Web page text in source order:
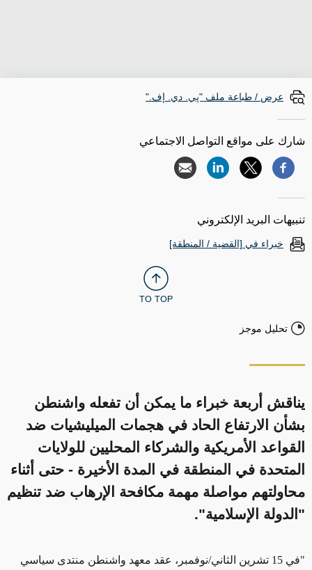
تحليل موجز
يناقش أربعة خبراء ما يمكن أن تفعله واشنطن
بشأن الارتفاع الحاد في هجمات الميليشيات ضد
القواعد الأمريكية والشركاء المحليين للولايات
المتحدة في المنطقة في المدة الأخيرة - حتى أثناء
محاولتهم مواصلة مهمة مكافحة الإرهاب ضد تنظيم
"الدولة الإسلامية".
"في 15 تشرين الثاني/نوفمبر، عقد معهد واشنطن منتدى سياسي
عرض / طباعة ملف "پي. دي. إف."
شارك على مواقع التواصل الاجتماعي
تنبيهات البريد الإلكتروني
خبراء في [القضية / المنطقة]
TO TOP